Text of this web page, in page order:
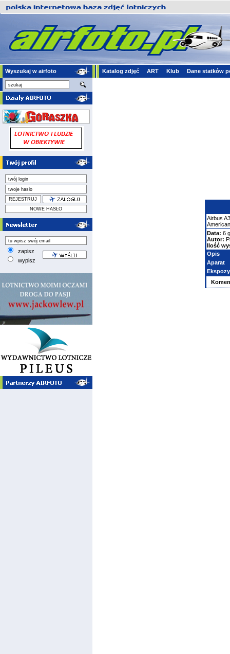
Wyszukaj w airfoto Katalog zdjęć ART Klub Dane statków
zapisz
wypisz
Airbus
Data: 6
Autor:
Ilość
Opis
Aparat